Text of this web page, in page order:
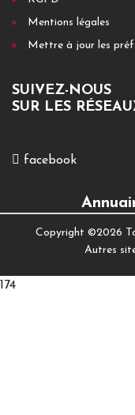
Mentions légales
Mettre à jour les
SUIVEZ-NOUS
SUR LES
facebook
Copyright ©2026
Autres
174